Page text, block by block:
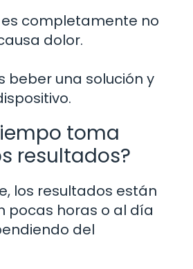
completamente no
dolor.
beber una solución y
toma
resultados?
los resultados están
pocas horas o al día
del